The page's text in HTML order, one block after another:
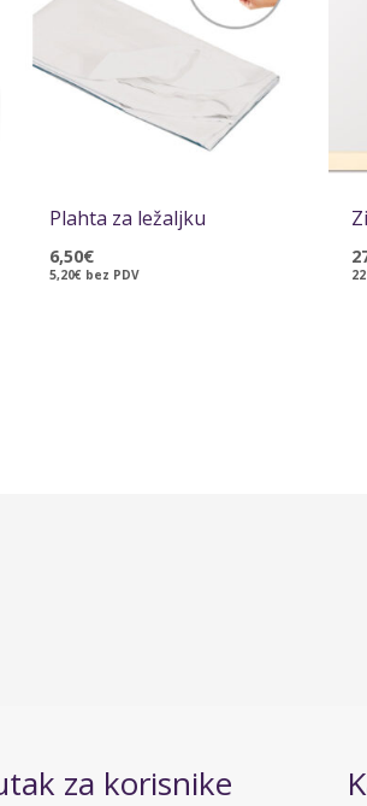
Plahta za ležaljku
6,50€
5,20€ bez PDV
za korisnike